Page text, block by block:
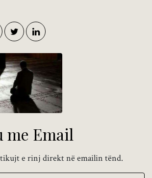
me Email
e rinj direkt në emailin tënd.